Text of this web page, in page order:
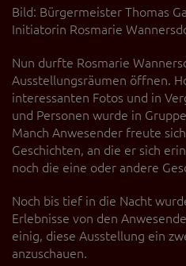
Bild: Bürgermeister Thomas
Initiatorin Rosmarie
Nun durfte Rosmarie
Ausstellungsräumen öffnen.
interessanten Fotos und in
und Personen wurde in
Manch Anwesender freute
Geschichten, an die er sich
noch die eine oder andere
Noch bis tief in die Nacht
Erlebnisse von den
einig, diese Ausstellung ein
anzuschauen.